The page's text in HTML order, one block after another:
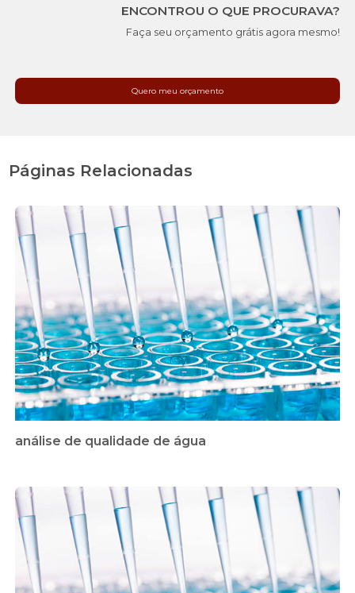
ENCONTROU O QUE PROCURAVA?
Faça seu orçamento grátis agora mesmo!
Quero meu orçamento
Páginas Relacionadas
análise de qualidade de água